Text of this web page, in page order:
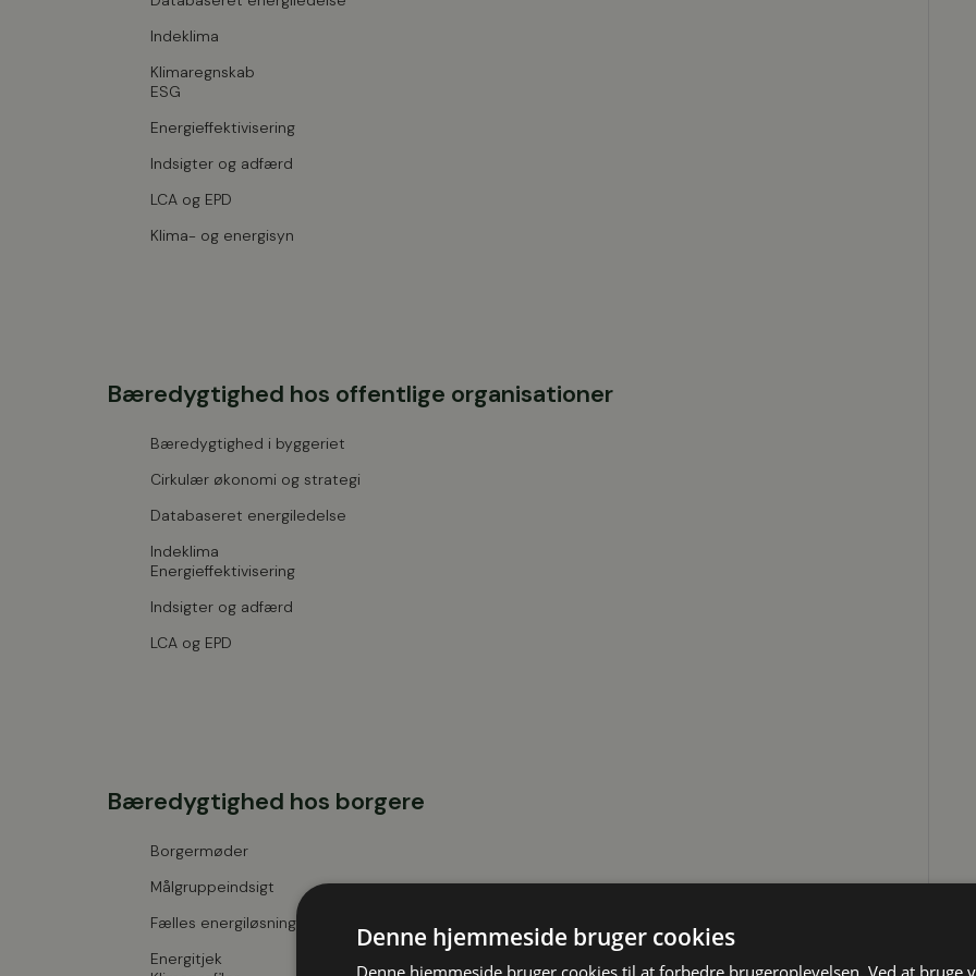
Indeklima
Klimaregnskab
ESG
Energieffektivisering
Indsigter og adfærd
LCA og EPD
Klima- og energisyn
Bæredygtighed hos offentlige organisationer
Bæredygtighed i byggeriet
Cirkulær økonomi og strategi
Databaseret energiledelse
Indeklima
Energieffektivisering
Indsigter og adfærd
LCA og EPD
Bæredygtighed hos borgere
Borgermøder
Målgruppeindsigt
Fælles energiløsninger
Energitjek
Denne hjemmeside bruger cookies
Denne hjemmeside bruger cookies til at forbedre brugeroplevelsen. Ved at bruge